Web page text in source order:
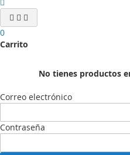
0
Carrito
No tienes productos
Correo electrónico
Contraseña